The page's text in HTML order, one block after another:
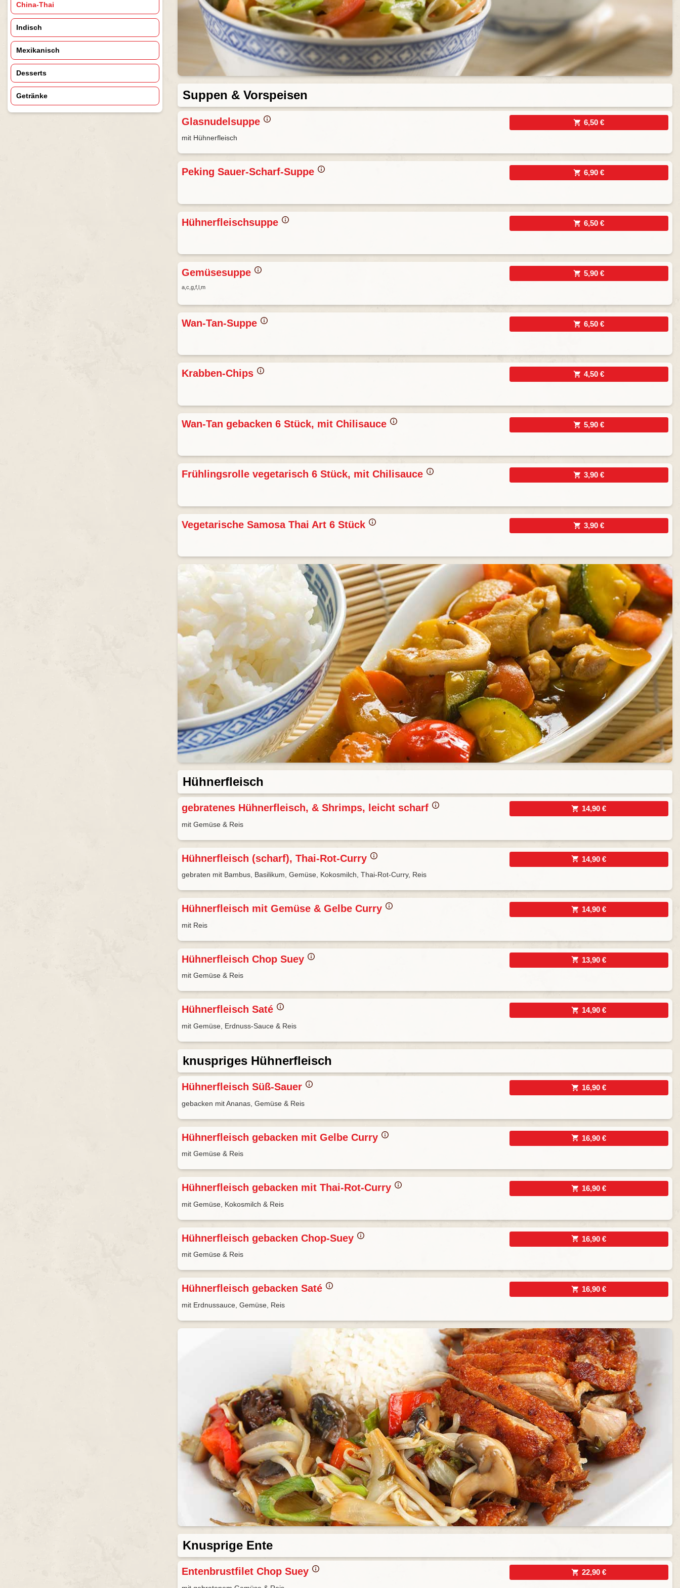
China-Thai
Indisch
Mexikanisch
Desserts
Getränke Suppen & Vorspeisen
Glasnudelsuppe
mit Hühnerfleisch
6,50 €
Peking Sauer-Scharf-Suppe 6,90 €
Hühnerfleischsuppe 6,50 €
Gemüsesuppe
a,c,g,f,l,m
5,90 €
Wan-Tan-Suppe 6,50 €
Krabben-Chips 4,50 €
Wan-Tan gebacken 6 Stück, mit Chilisauce 5,90 €
Frühlingsrolle vegetarisch 6 Stück, mit Chilisauce 3,90 €
Vegetarische Samosa Thai Art 6 Stück 3,90 €
Hühnerfleisch
gebratenes Hühnerfleisch, & Shrimps, leicht scharf
mit Gemüse & Reis
14,90 €
Hühnerfleisch (scharf), Thai-Rot-Curry
gebraten mit Bambus, Basilikum, Gemüse, Kokosmilch, Thai-Rot-Curry, Reis
14,90 €
Hühnerfleisch mit Gemüse & Gelbe Curry
mit Reis
14,90 €
Hühnerfleisch Chop Suey
mit Gemüse & Reis
13,90 €
Hühnerfleisch Saté
mit Gemüse, Erdnuss-Sauce & Reis
14,90 €
knuspriges Hühnerfleisch
Hühnerfleisch Süß-Sauer
gebacken mit Ananas, Gemüse & Reis
16,90 €
Hühnerfleisch gebacken mit Gelbe Curry
mit Gemüse & Reis
16,90 €
Hühnerfleisch gebacken mit Thai-Rot-Curry
mit Gemüse, Kokosmilch & Reis
16,90 €
Hühnerfleisch gebacken Chop-Suey
mit Gemüse & Reis
16,90 €
Hühnerfleisch gebacken Saté
mit Erdnussauce, Gemüse, Reis
16,90 €
Knusprige Ente
Entenbrustfilet Chop Suey 22,90 €